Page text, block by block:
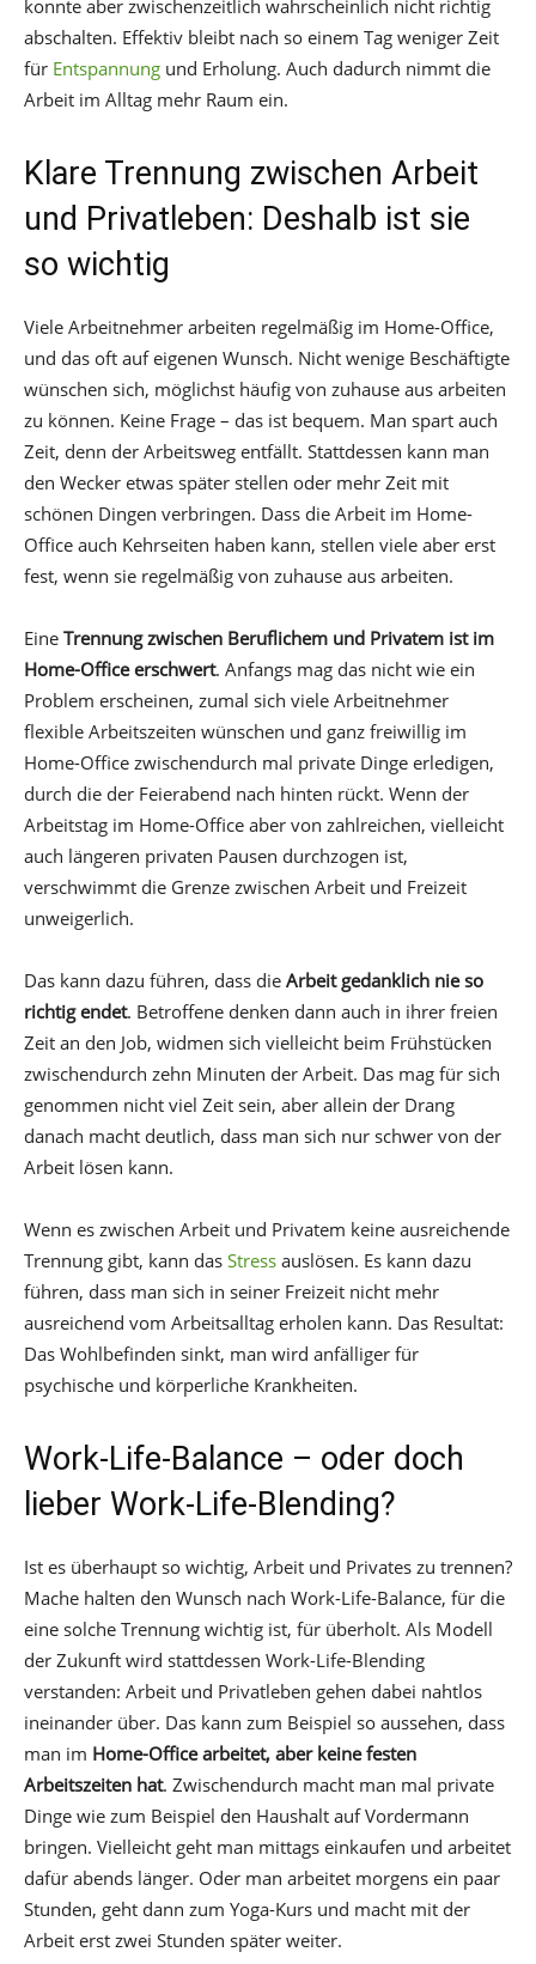
konnte aber zwischenzeitlich wahrscheinlich nicht richtig
abschalten. Effektiv bleibt nach so einem Tag weniger Zeit
für Entspannung und Erholung. Auch dadurch nimmt die
Arbeit im Alltag mehr Raum ein.
Klare Trennung zwischen Arbeit
und Privatleben: Deshalb ist sie
so wichtig
Viele Arbeitnehmer arbeiten regelmäßig im Home-Office,
und das oft auf eigenen Wunsch. Nicht wenige Beschäftigte
wünschen sich, möglichst häufig von zuhause aus arbeiten
zu können. Keine Frage – das ist bequem. Man spart auch
Zeit, denn der Arbeitsweg entfällt. Stattdessen kann man
den Wecker etwas später stellen oder mehr Zeit mit
schönen Dingen verbringen. Dass die Arbeit im Home-
Office auch Kehrseiten haben kann, stellen viele aber erst
fest, wenn sie regelmäßig von zuhause aus arbeiten.
Eine Trennung zwischen Beruflichem und Privatem ist im
Home-Office erschwert. Anfangs mag das nicht wie ein
Problem erscheinen, zumal sich viele Arbeitnehmer
flexible Arbeitszeiten wünschen und ganz freiwillig im
Home-Office zwischendurch mal private Dinge erledigen,
durch die der Feierabend nach hinten rückt. Wenn der
Arbeitstag im Home-Office aber von zahlreichen, vielleicht
auch längeren privaten Pausen durchzogen ist,
verschwimmt die Grenze zwischen Arbeit und Freizeit
unweigerlich.
Das kann dazu führen, dass die Arbeit gedanklich nie so
richtig endet. Betroffene denken dann auch in ihrer freien
Zeit an den Job, widmen sich vielleicht beim Frühstücken
zwischendurch zehn Minuten der Arbeit. Das mag für sich
genommen nicht viel Zeit sein, aber allein der Drang
danach macht deutlich, dass man sich nur schwer von der
Arbeit lösen kann.
Wenn es zwischen Arbeit und Privatem keine ausreichende
Trennung gibt, kann das Stress auslösen. Es kann dazu
führen, dass man sich in seiner Freizeit nicht mehr
ausreichend vom Arbeitsalltag erholen kann. Das Resultat:
Das Wohlbefinden sinkt, man wird anfälliger für
psychische und körperliche Krankheiten.
Work-Life-Balance – oder doch
lieber Work-Life-Blending?
Ist es überhaupt so wichtig, Arbeit und Privates zu trennen?
Mache halten den Wunsch nach Work-Life-Balance, für die
eine solche Trennung wichtig ist, für überholt. Als Modell
der Zukunft wird stattdessen Work-Life-Blending
verstanden: Arbeit und Privatleben gehen dabei nahtlos
ineinander über. Das kann zum Beispiel so aussehen, dass
man im Home-Office arbeitet, aber keine festen
Arbeitszeiten hat. Zwischendurch macht man mal private
Dinge wie zum Beispiel den Haushalt auf Vordermann
bringen. Vielleicht geht man mittags einkaufen und arbeitet
dafür abends länger. Oder man arbeitet morgens ein paar
Stunden, geht dann zum Yoga-Kurs und macht mit der
Arbeit erst zwei Stunden später weiter.